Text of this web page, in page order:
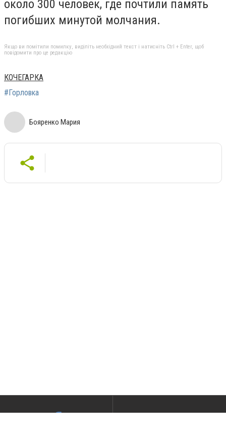
около 300 человек, где почтили память
погибших минутой молчания.
Якщо ви помітили помилку, виділіть необхідний текст і натисніть Ctrl + Enter, щоб
повідомити про це редакцію
КОЧЕГАРКА
#Горловка
Бояренко Мария